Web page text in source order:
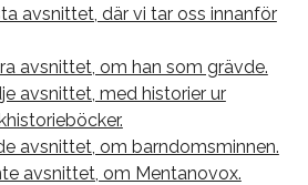
avsnittet, där vi tar oss innanför
avsnittet, om han som grävde.
avsnittet, med historier ur
avsnittet, om barndomsminnen.
avsnittet, om Mentanovox.